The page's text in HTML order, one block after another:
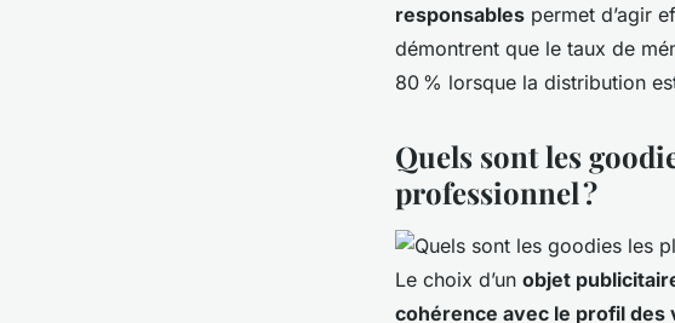
responsables permet d’agir
démontrent que le taux de
80 % lorsque la distribution
Quels sont les
professionnel ?
Le choix d’un objet
cohérence avec le profil des